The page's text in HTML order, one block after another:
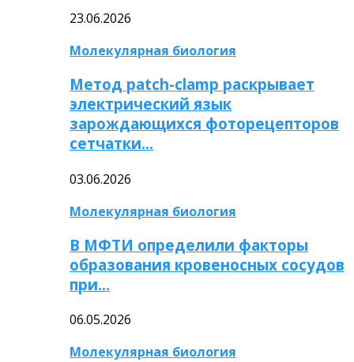
23.06.2026
Молекулярная биология
Метод patch-clamp раскрывает
электрический язык
зарождающихся фоторецепторов
сетчатки…
03.06.2026
Молекулярная биология
В МФТИ определили факторы
образования кровеносных сосудов
при…
06.05.2026
Молекулярная биология